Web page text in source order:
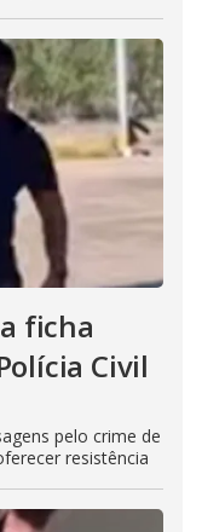
ficha
Civil
pelo crime de
resistência